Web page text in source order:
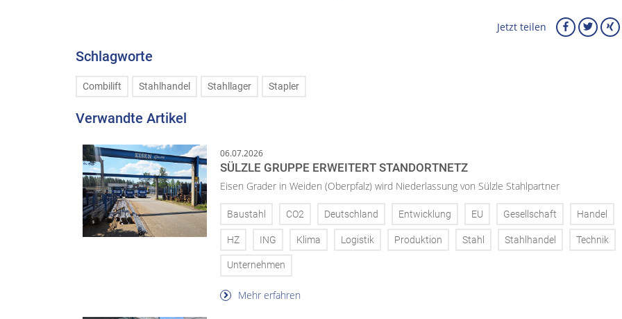
Jetzt teilen
Schlagworte
Combilift Stahlhandel Stahllager Stapler
Verwandte Artikel
06.07.2026
SÜLZLE GRUPPE ERWEITERT STANDORTNETZ
Eisen Grader in Weiden (Oberpfalz) wird Niederlassung von Sülzle Stahlpartner
Baustahl CO2 Deutschland Entwicklung EU Gesellschaft Handel
HZ ING Klima Logistik Produktion Stahl Stahlhandel Technik
Unternehmen
Mehr erfahren